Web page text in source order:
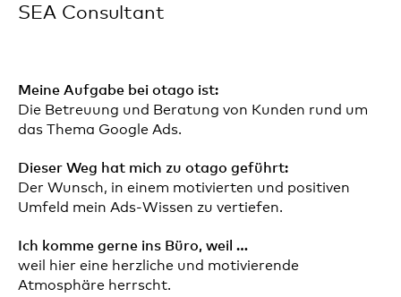
SEA Consultant
Meine Aufgabe bei otago ist:
Die Betreuung und Beratung von Kunden rund um
das Thema Google Ads.
Dieser Weg hat mich zu otago geführt:
Der Wunsch, in einem motivierten und positiven
Umfeld mein Ads-Wissen zu vertiefen.
Ich komme gerne ins Büro, weil …
weil hier eine herzliche und motivierende
Atmosphäre herrscht.